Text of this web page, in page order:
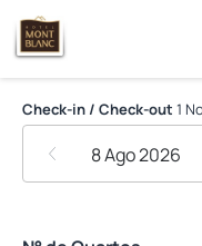
Hotel Mont
Check-in / Check-out 1
8 Ago 2026